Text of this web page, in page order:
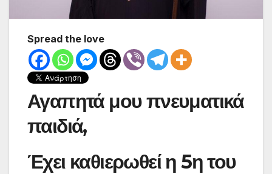
Spread the love
Αγαπητά μου πνευματικά
παιδιά,
Έχει καθιερωθεί η 5η του